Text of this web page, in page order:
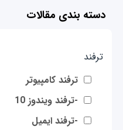
دسته بندی مقالات
ترفند
ترفند کامپیوتر
-ترفند ویندوز 10
-ترفند ایمیل